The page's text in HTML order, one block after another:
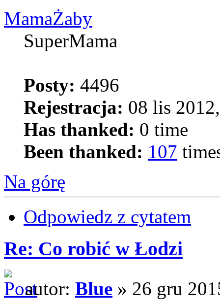
MamaŻaby
SuperMama
Posty: 4496
Rejestracja: 08 lis
Has thanked: 0 time
Been thanked: 107
Na górę
Odpowiedz z cytatem
Re: Co robić w Łodzi
autor: Blue » 26 gru